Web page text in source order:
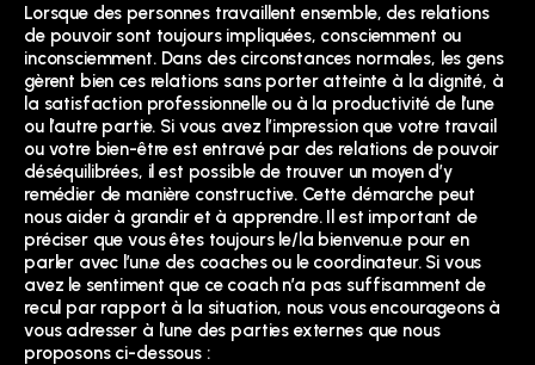
Lorsque des personnes travaillent ensemble, des relations
de pouvoir sont toujours impliquées, consciemment ou
inconsciemment. Dans des circonstances normales, les gens
gèrent bien ces relations sans porter atteinte à la dignité, à
la satisfaction professionnelle ou à la productivité de l’une
ou l’autre partie. Si vous avez l’impression que votre travail
ou votre bien-être est entravé par des relations de pouvoir
déséquilibrées, il est possible de trouver un moyen d’y
remédier de manière constructive. Cette démarche peut
nous aider à grandir et à apprendre. Il est important de
préciser que vous êtes toujours le/la bienvenu.e pour en
parler avec l’un.e des coaches ou le coordinateur. Si vous
avez le sentiment que ce coach n’a pas suffisamment de
recul par rapport à la situation, nous vous encourageons à
vous adresser à l’une des parties externes que nous
proposons ci-dessous :